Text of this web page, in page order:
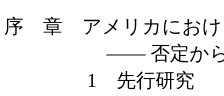
序 章 アメリカにおけ
—— 否定から再
1 先行研究